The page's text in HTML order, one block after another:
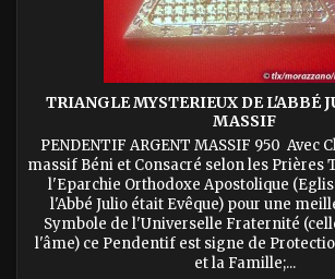
TRIANGLE MYSTERIEUX DE L'ABBÉ
MASSIF
PENDENTIF ARGENT MASSIF 950 Avec
massif Béni et Consacré selon les Prières
l'Eparchie Orthodoxe Apostolique
l'Abbé Julio était Evêque) pour une
Symbole de l'Universelle Fraternité
l'âme) ce Pendentif est signe de
et la Famille;...